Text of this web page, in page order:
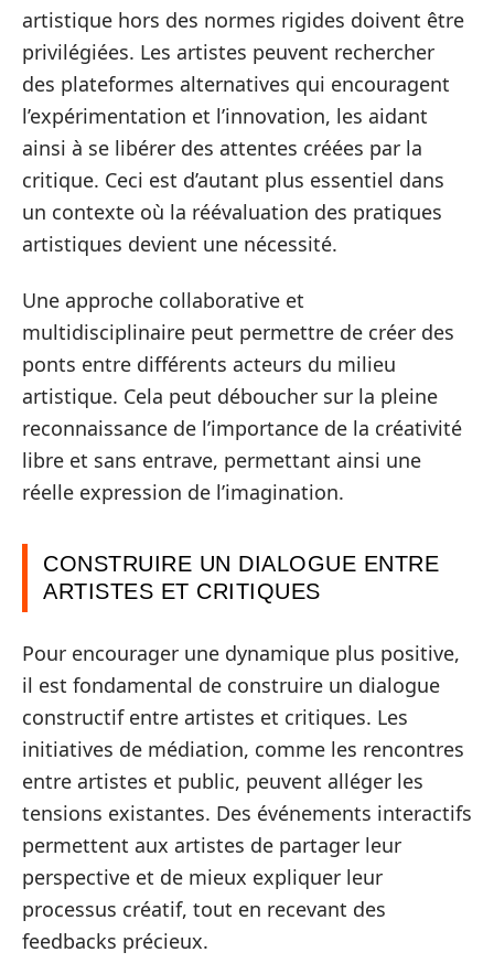
artistique hors des normes rigides doivent être
privilégiées. Les artistes peuvent rechercher
des plateformes alternatives qui encouragent
l’expérimentation et l’innovation, les aidant
ainsi à se libérer des attentes créées par la
critique. Ceci est d’autant plus essentiel dans
un contexte où la réévaluation des pratiques
artistiques devient une nécessité.
Une approche collaborative et
multidisciplinaire peut permettre de créer des
ponts entre différents acteurs du milieu
artistique. Cela peut déboucher sur la pleine
reconnaissance de l’importance de la créativité
libre et sans entrave, permettant ainsi une
réelle expression de l’imagination.
CONSTRUIRE UN DIALOGUE ENTRE
ARTISTES ET CRITIQUES
Pour encourager une dynamique plus positive,
il est fondamental de construire un dialogue
constructif entre artistes et critiques. Les
initiatives de médiation, comme les rencontres
entre artistes et public, peuvent alléger les
tensions existantes. Des événements interactifs
permettent aux artistes de partager leur
perspective et de mieux expliquer leur
processus créatif, tout en recevant des
feedbacks précieux.